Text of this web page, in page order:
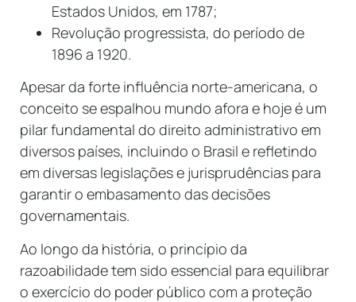
Estados Unidos, em 1787;
Revolução progressista, do período de
1896 a 1920.
Apesar da forte influência norte-americana, o
conceito se espalhou mundo afora e hoje é um
pilar fundamental do direito administrativo em
diversos países, incluindo o Brasil e refletindo
em diversas legislações e jurisprudências para
garantir o embasamento das decisões
governamentais.
Ao longo da história, o princípio da
razoabilidade tem sido essencial para equilibrar
o exercício do poder público com a proteção